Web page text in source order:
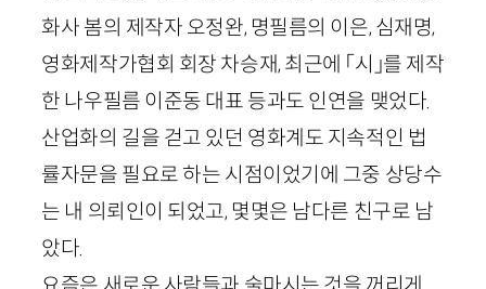
화사 봄의 제작자 오정완, 명필름의 이은, 심재명,
영화제작가협회 회장 차승재, 최근에 「시」를 제작
한 나우필름 이준동 대표 등과도 인연을 맺었다.
산업화의 길을 걷고 있던 영화계도 지속적인 법
률자문을 필요로 하는 시점이었기에 그중 상당수
는 내 의뢰인이 되었고, 몇몇은 남다른 친구로 남
았다.